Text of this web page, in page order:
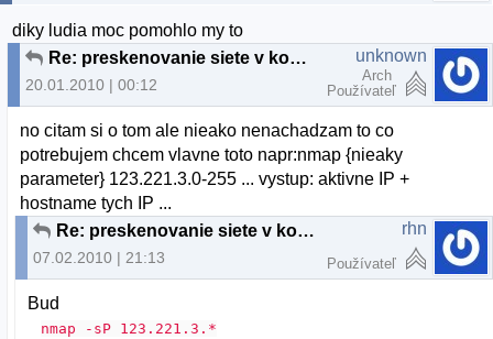
diky ludia moc pomohlo my to
Re: preskenovanie siete v konzole
20.01.2010 | 00:12
unknown
Arch
Používateľ
no citam si o tom ale nieako nenachadzam to co
potrebujem chcem vlavne toto napr:nmap {nieaky
parameter} 123.221.3.0-255 ... vystup: aktivne IP +
hostname tych IP ...
Re: preskenovanie siete v konzole
07.02.2010 | 21:13
rhn
Používateľ
Bud
nmap -sP 123.221.3.*